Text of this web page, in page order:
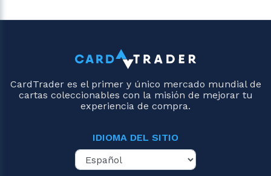
CardTrader es el primer y único mercado mundial de
cartas coleccionables con la misión de mejorar tu
experiencia de compra.
IDIOMA DEL SITIO